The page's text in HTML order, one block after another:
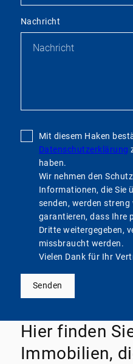
Nachricht
Mit diesem Haken
Datenschutzerklärung
haben.
Wir nehmen den
Informationen, die Sie
senden, werden
garantieren, dass Ihre
Dritte weitergegeben,
missbraucht werden.
Vielen Dank für Ihr
Senden
Hier finden
Immobilien,